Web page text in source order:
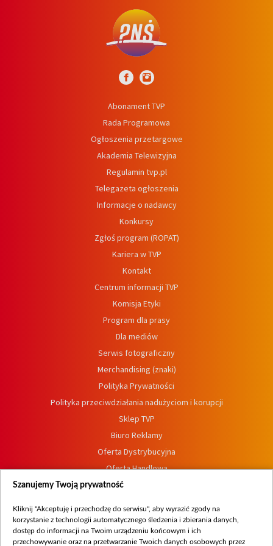
Abonament TVP
Rada Programowa
Ogłoszenia przetargowe
Akademia Telewizyjna
Regulamin tvp.pl
Telegazeta ogłoszenia
Informacje o nadawcy
Konkursy
Zgłoś program (ROPAT)
Kariera w TVP
Kontakt
Centrum informacji TVP
Komisja Etyki
Program dla prasy
Dla mediów
Serwis fotograficzny
Merchandising (znaki)
Polityka Prywatności
Polityka przeciwdziałania nadużyciom i korupcji
Sklep TVP
Biuro Reklamy
Oferta Dystrybucyjna
Oferta Handlowa
Dostępność
Procedura zgłoszeń wewnętrznych
Szanujemy Twoją prywatność
Kliknij "Akceptuję i przechodzę do serwisu", aby wyrazić zgody na
korzystanie z technologii automatycznego śledzenia i zbierania danych,
dostęp do informacji na Twoim urządzeniu końcowym i ich
przechowywanie oraz na przetwarzanie Twoich danych osobowych przez